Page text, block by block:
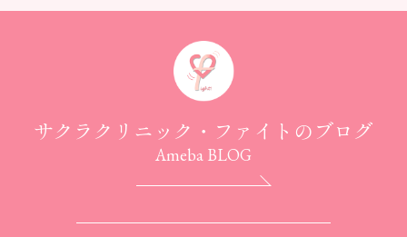
サクラクリニック・ファイトのブログ
Ameba BLOG